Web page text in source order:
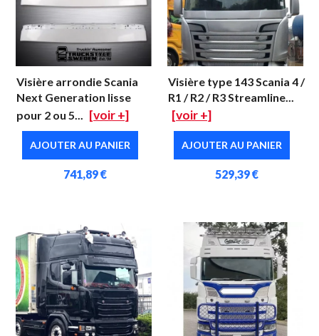
Visière arrondie Scania
Next Generation lisse
pour 2 ou 5... [voir +]
AJOUTER AU PANIER
741,89 €
Visière type 143 Scania 4 /
R1 / R2 / R3 Streamline...
[voir +]
AJOUTER AU PANIER
529,39 €